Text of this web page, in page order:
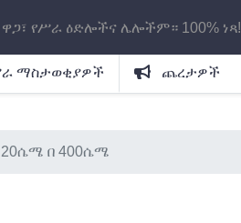
የሥራ ዕድሎችና ሌሎችም። 100% ነጻ!
ማስታወቂያዎች ጨረታዎች
በ 400ሴሜ